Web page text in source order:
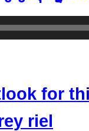
for
riel